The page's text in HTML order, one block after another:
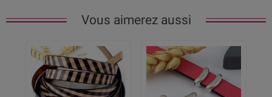
Vous aimerez aussi